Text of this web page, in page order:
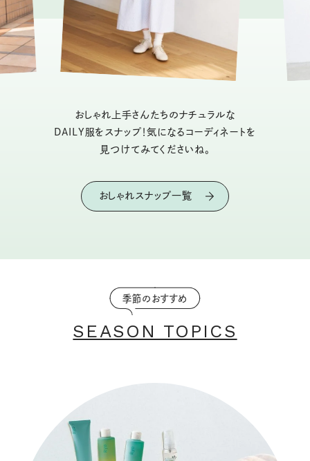
おしゃれ上手さんたちのナチュラルな
DAILY服をスナップ！気になるコーディネートを
見つけてみてくださいね。
おしゃれスナップ一覧
季節のおすすめ
SEASON TOPICS